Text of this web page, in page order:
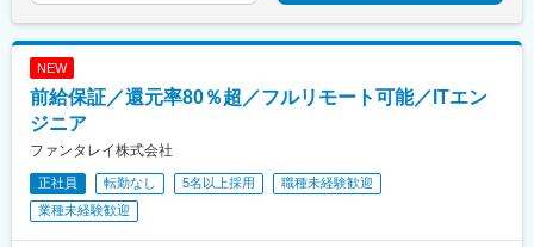
NEW
前給保証／還元率80％超／フルリモート可能／ITエン
ジニア
ファンタレイ株式会社
正社員 転勤なし 5名以上採用
職種未経験歓迎
業種未経験歓迎